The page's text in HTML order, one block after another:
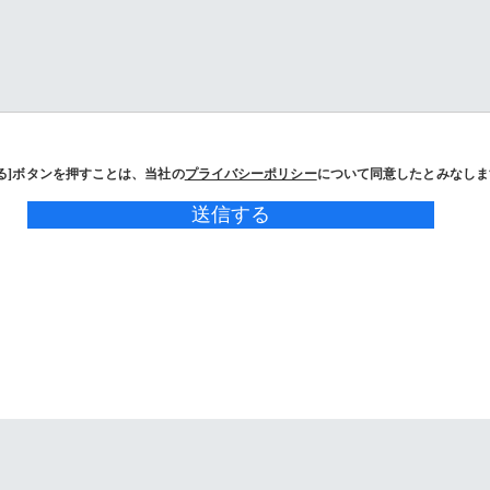
]ボタンを押すことは、当社のプライバシーポリシーについて同意したとみなし
送信する